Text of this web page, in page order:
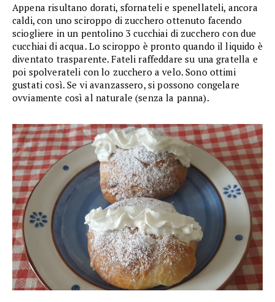
Appena risultano dorati, sfornateli e spenellateli, ancora
caldi, con uno sciroppo di zucchero ottenuto facendo
sciogliere in un pentolino 3 cucchiai di zucchero con due
cucchiai di acqua. Lo sciroppo è pronto quando il liquido è
diventato trasparente. Fateli raffeddare su una gratella e
poi spolverateli con lo zucchero a velo. Sono ottimi
gustati così. Se vi avanzassero, si possono congelare
ovviamente così al naturale (senza la panna).